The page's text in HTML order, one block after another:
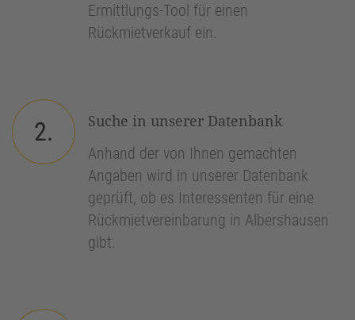
Ermittlungs-Tool für einen
Rückmietverkauf ein.
2.
Suche in unserer Datenbank
Anhand der von Ihnen gemachten
Angaben wird in unserer Datenbank
geprüft, ob es Interessenten für eine
Rückmietvereinbarung in Albershausen
gibt.